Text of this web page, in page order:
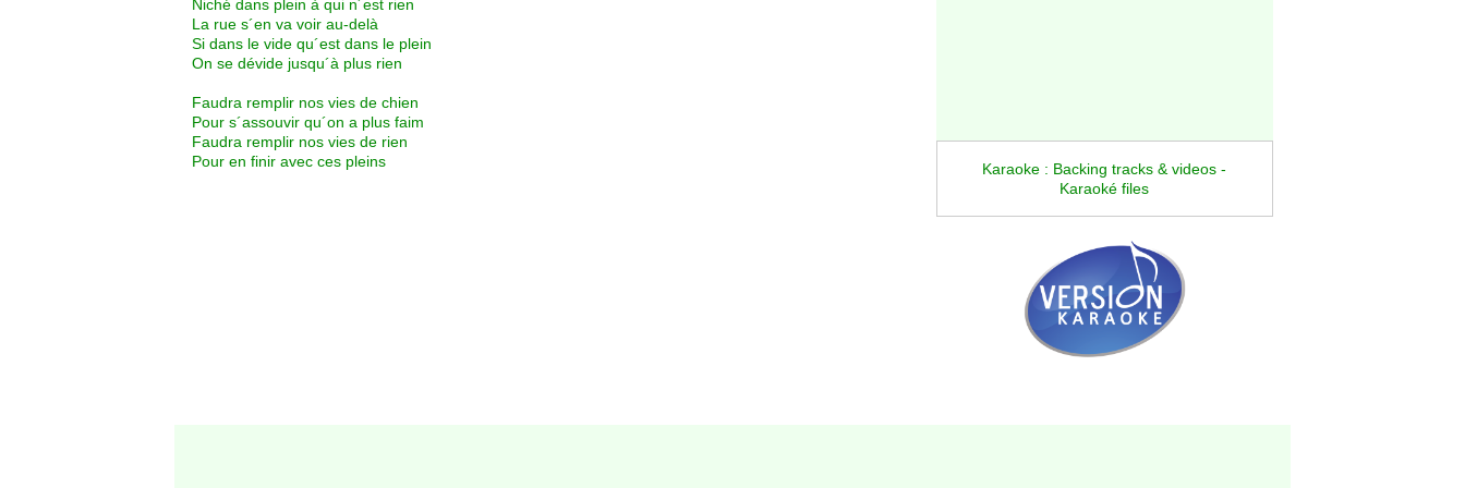
Niché dans plein à qui n´est rien
La rue s´en va voir au-delà
Si dans le vide qu´est dans le plein
On se dévide jusqu´à plus rien
Faudra remplir nos vies de chien
Pour s´assouvir qu´on a plus faim
Faudra remplir nos vies de rien
Pour en finir avec ces pleins
Karaoke : Backing tracks & videos -
Karaoké files